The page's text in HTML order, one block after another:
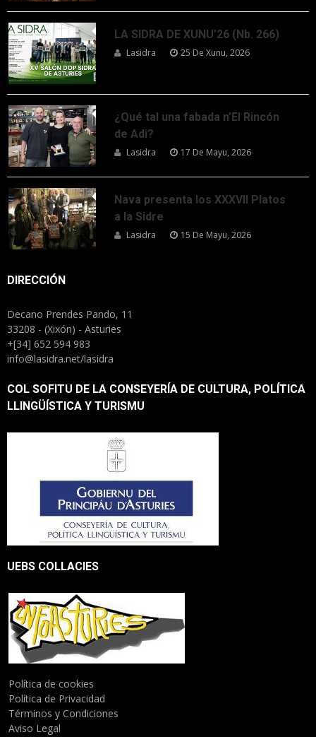
LA SIDRA DE XUNU’26 (Nb. 266)
Lasidra 25 De Xunu, 2026
¿Qué tal una fabada n’El Rincón
de Adi?
Lasidra 17 De Mayu, 2026
Nava presenta los XXXVII Platos
a la Sidre
Lasidra 15 De Mayu, 2026
DIRECCIÓN
Decano Prendes Pando, 11
33208 - (Xixón) - Asturies
+[34] 652 594 983
info@lasidra.net/lasidra
COL SOFITU DE LA CONSEYERÍA DE CULTURA, POLÍTICA
LLINGÜÍSTICA Y TURISMU
UEBS COLLACIES
Política de cookies
Política de Privacidad
Términos y Condiciones
Aviso Legal